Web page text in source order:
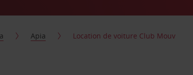
Apia Location de voiture Club Mouv